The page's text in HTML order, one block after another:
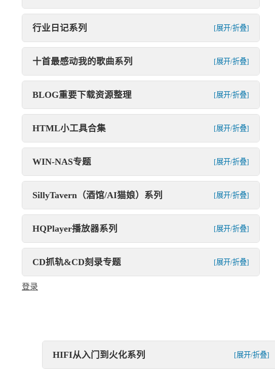
行业日记系列 [展开/折叠]
十首最感动我的歌曲系列 [展开/折叠]
BLOG重要下载资源整理 [展开/折叠]
HTML小工具合集 [展开/折叠]
WIN-NAS专题 [展开/折叠]
SillyTavern（酒馆/AI猫娘）系列 [展开/折叠]
HQPlayer播放器系列 [展开/折叠]
CD抓轨&CD刻录专题 [展开/折叠]
登录
HIFI从入门到火化系列 [展开/折叠]